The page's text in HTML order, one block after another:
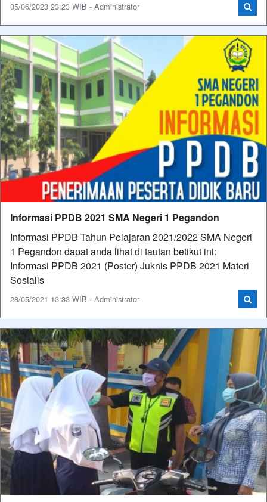
05/06/2023 23:23 WIB - Administrator
Informasi PPDB 2021 SMA Negeri 1 Pegandon
Informasi PPDB Tahun Pelajaran 2021/2022 SMA Negeri
1 Pegandon dapat anda lihat di tautan betikut ini:
Informasi PPDB 2021 (Poster) Juknis PPDB 2021 Materi
Sosialis
28/05/2021 13:33 WIB - Administrator